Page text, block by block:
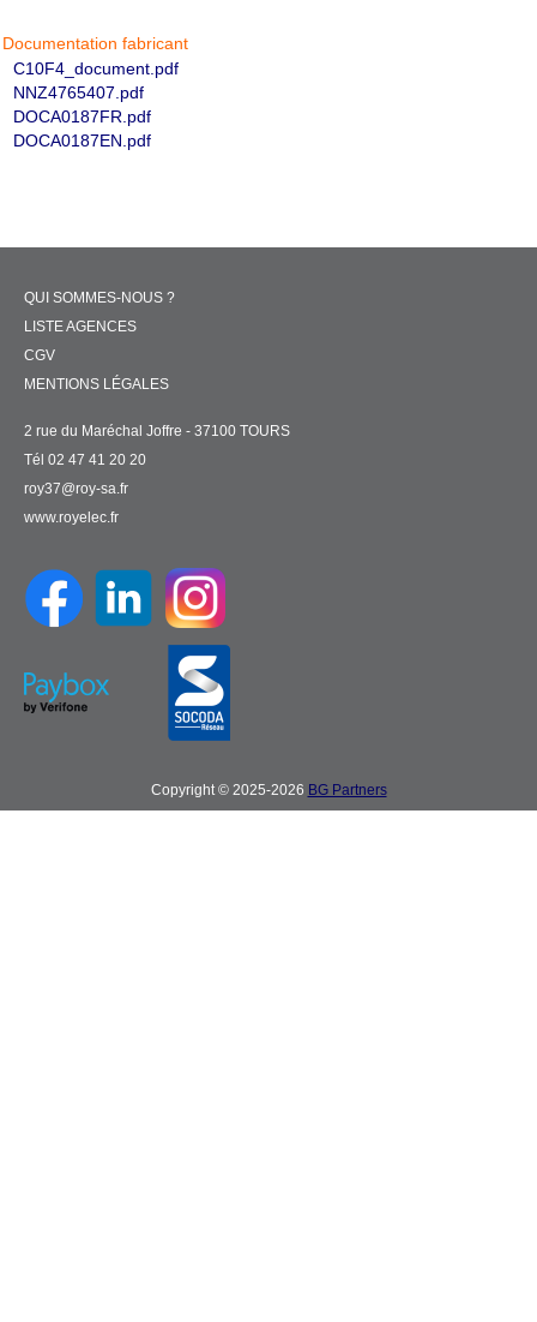
Documentation fabricant
C10F4_document.pdf
NNZ4765407.pdf
DOCA0187FR.pdf
DOCA0187EN.pdf
QUI SOMMES-NOUS ?
LISTE AGENCES
CGV
MENTIONS LÉGALES
2 rue du Maréchal Joffre - 37100 TOURS
Tél 02 47 41 20 20
roy37@roy-sa.fr
www.royelec.fr
Copyright © 2025-2026 BG Partners